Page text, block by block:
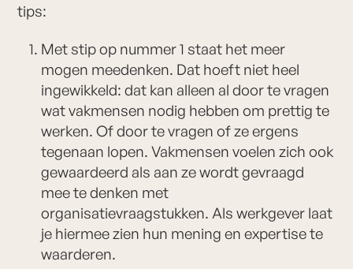
tips:
Met stip op nummer 1 staat het meer
mogen meedenken. Dat hoeft niet heel
ingewikkeld: dat kan alleen al door te vragen
wat vakmensen nodig hebben om prettig te
werken. Of door te vragen of ze ergens
tegenaan lopen. Vakmensen voelen zich ook
gewaardeerd als aan ze wordt gevraagd
mee te denken met
organisatievraagstukken. Als werkgever laat
je hiermee zien hun mening en expertise te
waarderen.